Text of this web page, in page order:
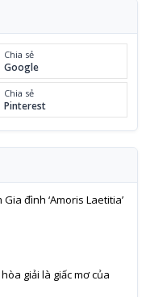
Chia sẻ
Google
Chia sẻ
Pinterest
đình ‘Amoris Laetitia’
giải là giấc mơ của